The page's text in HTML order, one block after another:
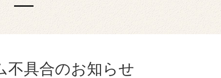
不具合のお知らせ